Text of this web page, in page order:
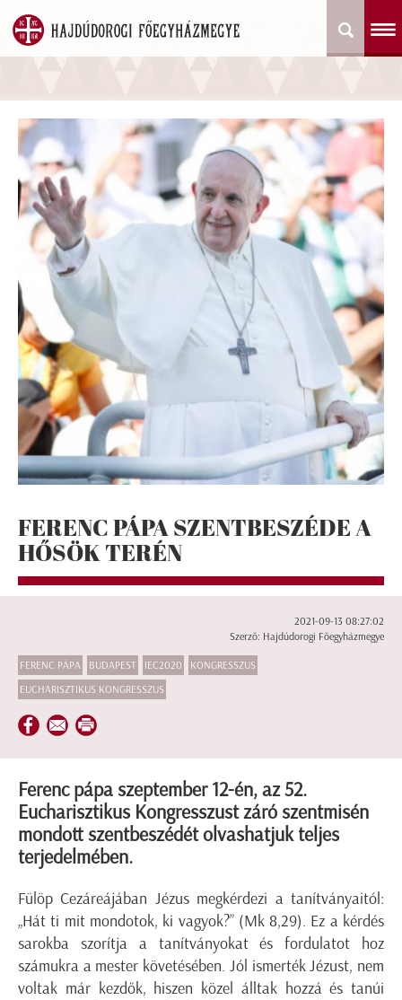
FERENC PÁPA SZENTBESZÉDE A
HŐSÖK TERÉN
2021-09-13 08:27:02
Szerző: Hajdúdorogi Főegyházmegye
FERENC PÁPA BUDAPEST IEC2020
KONGRESSZUS
EUCHARISZTIKUS KONGRESSZUS
Ferenc pápa szeptember 12-én, az 52.
Eucharisztikus Kongresszust záró szentmisén
mondott szentbeszédét olvashatjuk teljes
terjedelmében.
Fülöp Cezáreájában Jézus megkérdezi a tanítványaitól:
„Hát ti mit mondotok, ki vagyok?” (Mk 8,29). Ez a kérdés
sarokba szorítja a tanítványokat és fordulatot hoz
számukra a mester követésében. Jól ismerték Jézust, nem
voltak már kezdők, hiszen közel álltak hozzá és tanúi